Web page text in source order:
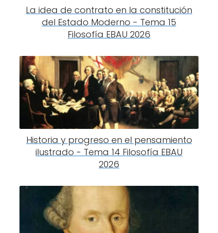
La idea de contrato en la constitución
del Estado Moderno - Tema 15
Filosofía EBAU 2026
Historia y progreso en el pensamiento
ilustrado - Tema 14 Filosofía EBAU
2026